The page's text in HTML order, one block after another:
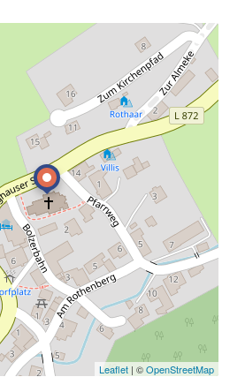
Leaflet | ©OpenStreetMap